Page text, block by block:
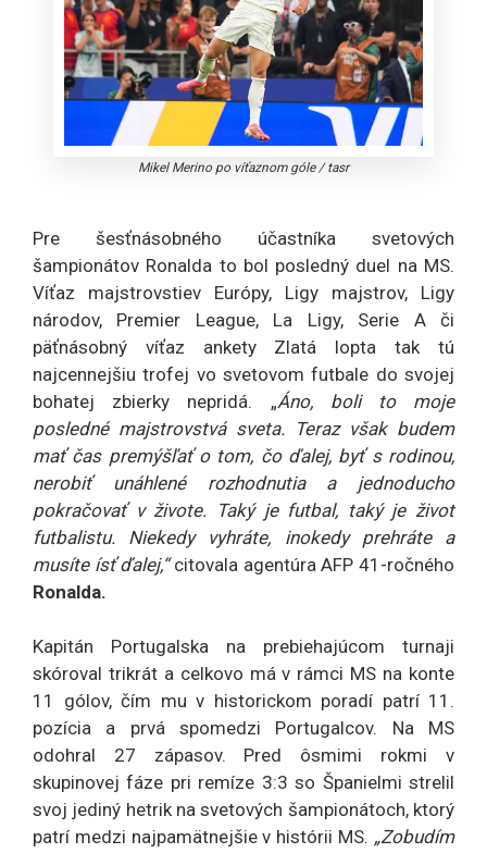
Mikel Merino po víťaznom góle/tasr
Pre šesťnásobného účastníka svetových
šampionátov Ronalda to bol posledný duel na MS.
Víťaz majstrovstiev Európy, Ligy majstrov, Ligy
národov, Premier League, La Ligy, Serie A či
päťnásobný víťaz ankety Zlatá lopta tak tú
najcennejšiu trofej vo svetovom futbale do svojej
bohatej zbierky nepridá. „Áno, boli to moje
posledné majstrovstvá sveta. Teraz však budem
mať čas premýšľať o tom, čo ďalej, byť s rodinou,
nerobiť unáhlené rozhodnutia a jednoducho
pokračovať v živote. Taký je futbal, taký je život
futbalistu. Niekedy vyhráte, inokedy prehráte a
musíte ísť ďalej,“citovala agentúra AFP 41-ročného
Ronalda.
Kapitán Portugalska na prebiehajúcom turnaji
skóroval trikrát a celkovo má v rámci MS na konte
11 gólov, čím mu v historickom poradí patrí 11.
pozícia a prvá spomedzi Portugalcov. Na MS
odohral 27 zápasov. Pred ôsmimi rokmi v
skupinovej fáze pri remíze 3:3 so Španielmi strelil
svoj jediný hetrik na svetových šampionátoch, ktorý
patrí medzi najpamätnejšie v histórii MS. „Zobudím